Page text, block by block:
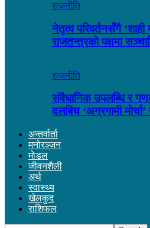
राजनीति
नेतृत्व परिवर्तनसँगै
राजतन्त्रको पक्षमा
राजनीति
संवैधानिक उपलब्धि र
दलबिच ‘अग्रगामी
अन्तर्वार्ता
मनोरञ्जन
माेडल
जीवनशैली
अर्थ
स्वास्थ्य
खेलकुद
राशिफल